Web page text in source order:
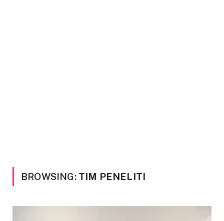
BROWSING: TIM PENELITI